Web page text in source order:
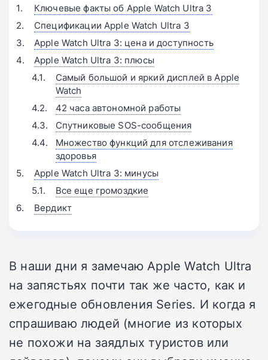
Ключевые факты об Apple Watch Ultra 3
Спецификации Apple Watch Ultra 3
Apple Watch Ultra 3: цена и доступность
Apple Watch Ultra 3: плюсы
Самый большой и яркий дисплей в Apple
Watch
42 часа автономной работы
Спутниковые SOS-сообщения
Множество функций для отслеживания
здоровья
Apple Watch Ultra 3: минусы
Все еще громоздкие
Вердикт
В наши дни я замечаю Apple Watch Ultra
на запястьях почти так же часто, как и
ежегодные обновления Series. И когда я
спрашиваю людей (многие из которых
не похожи на заядлых туристов или